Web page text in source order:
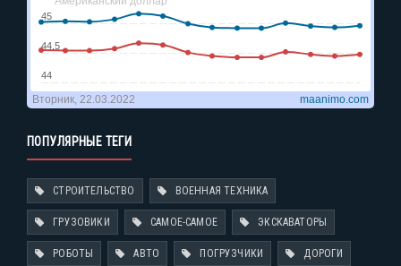
ПОПУЛЯРНЫЕ ТЕГИ
СТРОИТЕЛЬСТВО ВОЕННАЯ ТЕХНИКА
ГРУЗОВИКИ САМОЕ-САМОЕ ЭКСКАВАТОРЫ
РОБОТЫ АВТО ПОГРУЗЧИКИ ДОРОГИ